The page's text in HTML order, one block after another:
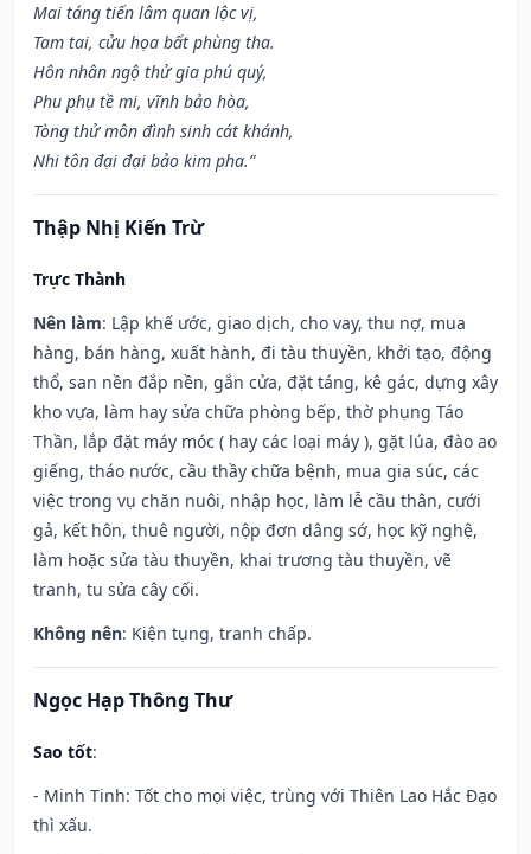
Mai táng tiến lâm quan lộc vị,
Tam tai, cửu họa bất phùng tha.
Hôn nhân ngộ thử gia phú quý,
Phu phụ tề mi, vĩnh bảo hòa,
Tòng thử môn đình sinh cát khánh,
Nhi tôn đại đại bảo kim pha.”
Thập Nhị Kiến Trừ
Trực Thành
Nên làm: Lập khế ước, giao dịch, cho vay, thu nợ, mua
hàng, bán hàng, xuất hành, đi tàu thuyền, khởi tạo, động
thổ, san nền đắp nền, gắn cửa, đặt táng, kê gác, dựng xây
kho vựa, làm hay sửa chữa phòng bếp, thờ phụng Táo
Thần, lắp đặt máy móc ( hay các loại máy ), gặt lúa, đào ao
giếng, tháo nước, cầu thầy chữa bệnh, mua gia súc, các
việc trong vụ chăn nuôi, nhập học, làm lễ cầu thân, cưới
gả, kết hôn, thuê người, nộp đơn dâng sớ, học kỹ nghệ,
làm hoặc sửa tàu thuyền, khai trương tàu thuyền, vẽ
tranh, tu sửa cây cối.
Không nên: Kiện tụng, tranh chấp.
Ngọc Hạp Thông Thư
Sao tốt:
- Minh Tinh: Tốt cho mọi việc, trùng với Thiên Lao Hắc Đạo
thì xấu.